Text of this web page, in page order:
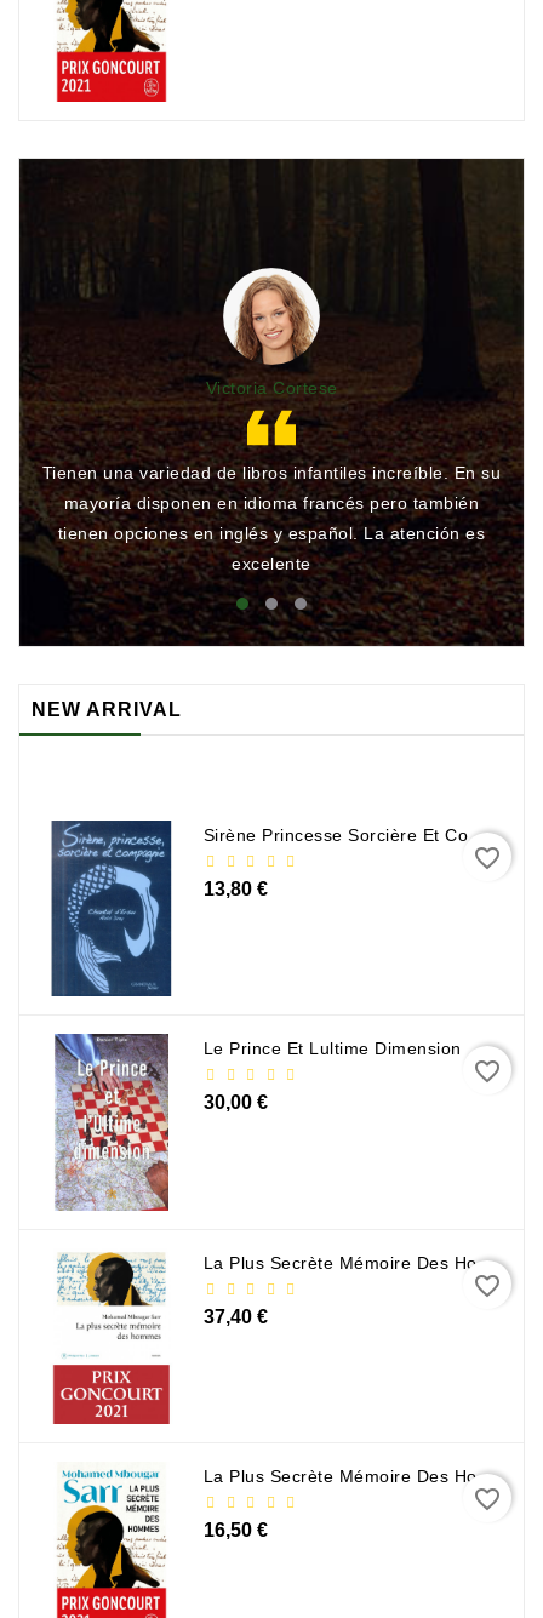
Victoria Cortese
Tienen una variedad de libros infantiles increíble. En su
mayoría disponen en idioma francés pero también
tienen opciones en inglés y español. La atención es
excelente
NEW ARRIVAL
Sirène Princesse Sorcière Et Compagnie
13,80 €
favorite_border
Le Prince Et Lultime Dimension
30,00 €
favorite_border
La Plus Secrète Mémoire Des Hommes - Mohamed Mbougar Sarr
37,40 €
favorite_border
La Plus Secrète Mémoire Des Hommes - Mohamed Mbougar Sarr
16,50 €
favorite_border